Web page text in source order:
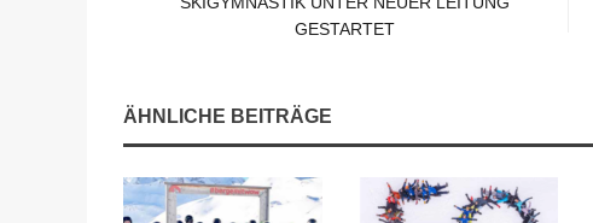
GESTARTET
ÄHNLICHE BEITRÄGE